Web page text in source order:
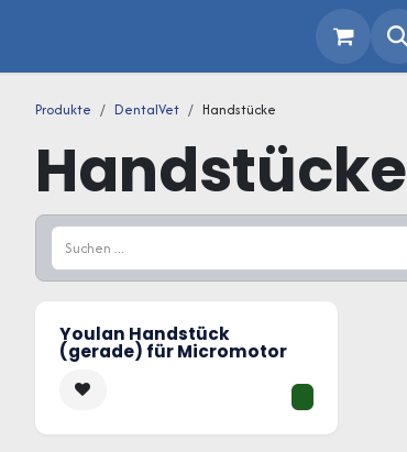
Produkte DentalVet Handstücke
Handstücke
Youlan Handstück
(gerade) für Micromotor